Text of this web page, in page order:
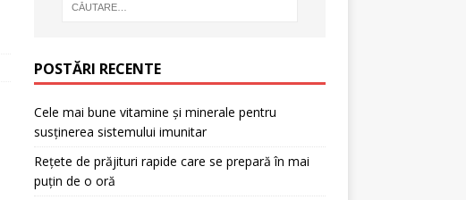
POSTĂRI RECENTE
Cele mai bune vitamine și minerale pentru
susținerea sistemului imunitar
Rețete de prăjituri rapide care se prepară în mai
puțin de o oră